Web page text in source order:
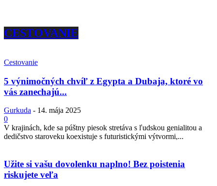
CESTOVANIE
Cestovanie
5 výnimočných chvíľ z Egypta a Dubaja, ktoré vo
vás zanechajú...
Gurkuda - 14. mája 2025
0
V krajinách, kde sa púštny piesok stretáva s ľudskou genialitou a
dedičstvo staroveku koexistuje s futuristickými výtvormi,...
Užite si vašu dovolenku naplno! Bez poistenia
riskujete veľa